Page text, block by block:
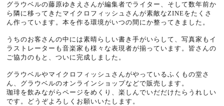
グラウベルの藤原ゆきえさんが編集者でライター、そして数年前か
ら隣に移ってきたマイクロフィッシュさんが素敵なZINEをたくさ
ん作っています。本を作る環境がいつの間にか整ってきました。
うちのお客さんの中には素晴らしい書き手がいらして、写真家もイ
ラストレーターも音楽家も様々な表現者が揃っています。皆さんの
ご協力のもと、ついに完成しました。
グラウベルやマイクロフィッシュさんがやっているふくもの堂さ
ん、グラウベルのオンラインショップなどで販売します。
珈琲を飲みながらページをめくり、楽しんでいだだけたらうれしい
です。どうぞよろしくお願いいたします。